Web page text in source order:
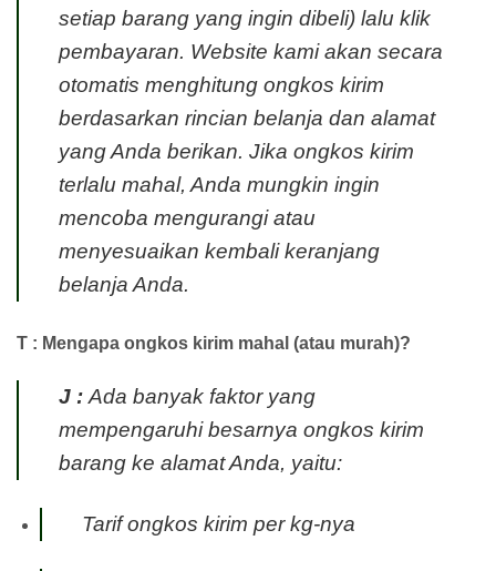
setiap barang yang ingin dibeli) lalu klik
pembayaran. Website kami akan secara
otomatis menghitung ongkos kirim
berdasarkan rincian belanja dan alamat
yang Anda berikan. Jika ongkos kirim
terlalu mahal, Anda mungkin ingin
mencoba mengurangi atau
menyesuaikan kembali keranjang
belanja Anda.
T : Mengapa ongkos kirim mahal (atau murah)?
J : Ada banyak faktor yang
mempengaruhi besarnya ongkos kirim
barang ke alamat Anda, yaitu:
Tarif ongkos kirim per kg-nya